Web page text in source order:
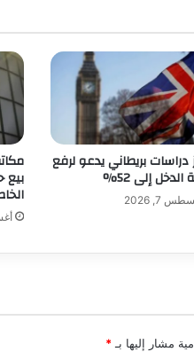
دراسات بريطاني يدعو لرفع
الدخل إلى 52%
7, 2026
مشار إليها بـ *